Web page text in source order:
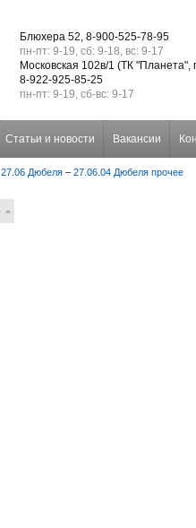
Блюхера 52, 8-900-525-78-95
пн-пт: 9-19, сб: 9-18, вс: 9-17
Московская 102в/1 (ТК "Планета",
8-922-925-85-25
пн-пт: 9-19, сб-вс: 9-17
Статьи и новости Вакансии
27.06 Дюбеля – 27.06.04 Дюбеля прочее